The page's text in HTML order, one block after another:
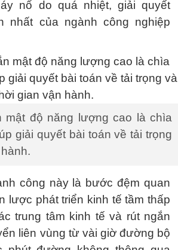
nổ do quá nhiệt, giải quyết
nhất của ngành công nghiệp
mật độ năng lượng cao là chìa
giải quyết bài toán về tải trọng
công này là bước đệm quan
lược phát triển kinh tế tầm thấp
trung tâm kinh tế và rút ngắn
liên vùng từ vài giờ đường bộ